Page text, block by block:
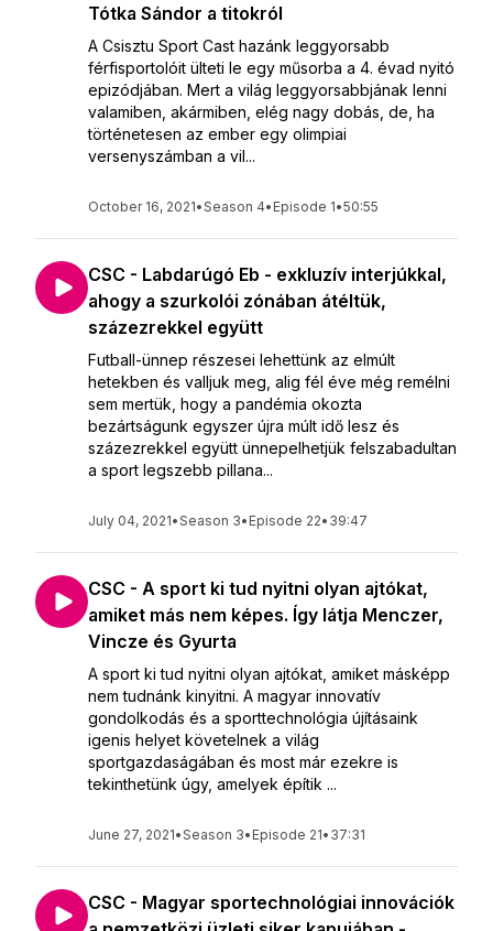
Tótka Sándor a titokról
A Csisztu Sport Cast hazánk leggyorsabb
férfisportolóit ülteti le egy műsorba a 4. évad nyitó
epizódjában. Mert a világ leggyorsabbjának lenni
valamiben, akármiben, elég nagy dobás, de, ha
történetesen az ember egy olimpiai
versenyszámban a vil...
October 16, 2021•Season 4• Episode 1•50:55
CSC - Labdarúgó Eb - exkluzív interjúkkal,
ahogy a szurkolói zónában átéltük,
százezrekkel együtt
Futball-ünnep részesei lehettünk az elmúlt
hetekben és valljuk meg, alig fél éve még remélni
sem mertük, hogy a pandémia okozta
bezártságunk egyszer újra múlt idő lesz és
százezrekkel együtt ünnepelhetjük felszabadultan
a sport legszebb pillana...
July 04, 2021•Season 3• Episode 22• 39:47
CSC - A sport ki tud nyitni olyan ajtókat,
amiket más nem képes. Így látja Menczer,
Vincze és Gyurta
A sport ki tud nyitni olyan ajtókat, amiket másképp
nem tudnánk kinyitni. A magyar innovatív
gondolkodás és a sporttechnológia újításaink
igenis helyet követelnek a világ
sportgazdaságában és most már ezekre is
tekinthetünk úgy, amelyek építik ...
June 27, 2021•Season 3• Episode 21• 37:31
CSC - Magyar sportechnológiai innovációk